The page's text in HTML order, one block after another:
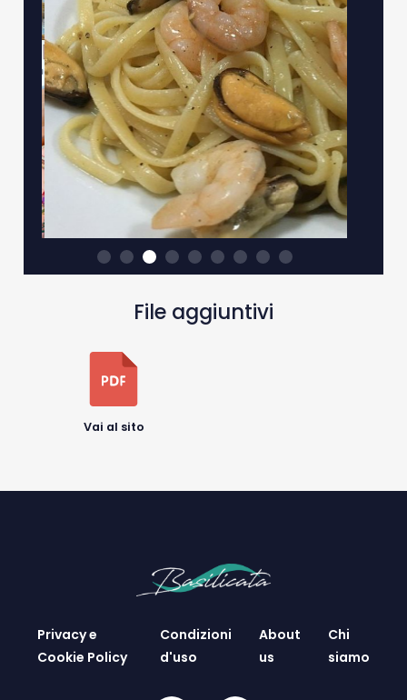
File aggiuntivi
Vai al sito
Privacy e
Cookie Policy
Condizioni
d'uso
About
us
Chi
siamo